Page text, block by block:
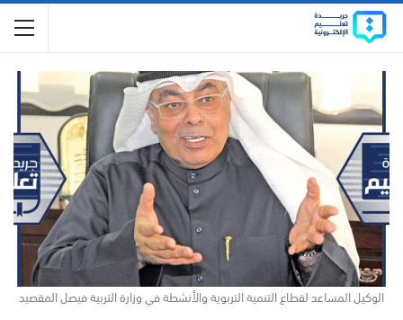
الوكيل المساعد لقطاع التنمية التربوية والأنشطة في وزارة التربية فيصل المقصيد